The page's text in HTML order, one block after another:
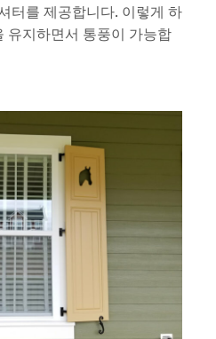
터를 제공합니다. 이렇게 하
유지하면서 통풍이 가능합